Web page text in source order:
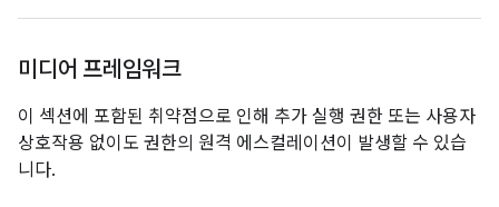
미디어 프레임워크
이 섹션에 포함된 취약점으로 인해 추가 실행 권한 또는 사용자
상호작용 없이도 권한의 원격 에스컬레이션이 발생할 수 있습
니다.